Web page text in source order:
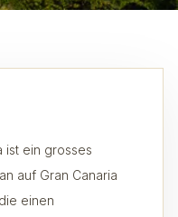
ist ein grosses
auf Gran Canaria
einen